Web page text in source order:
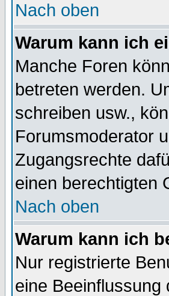
Nach oben
Warum kann ich
Manche Foren
betreten werden.
schreiben usw.,
Forumsmoderator
Zugangsrechte
einen berechtigten
Nach oben
Warum kann ich
Nur registrierte
eine